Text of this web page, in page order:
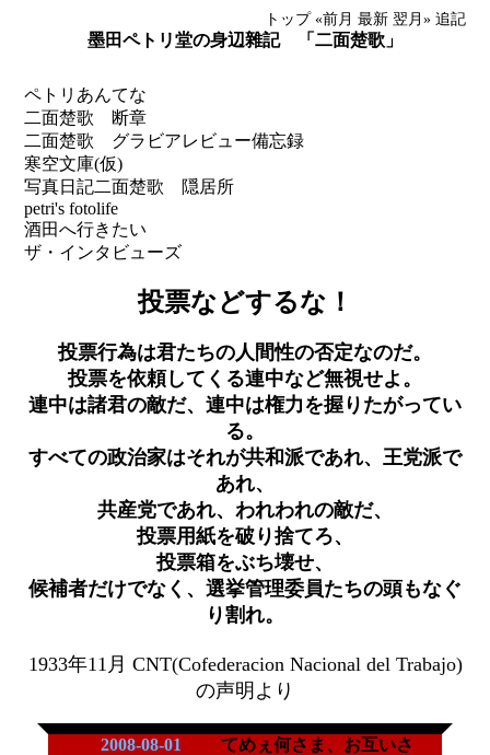
トップ «前月 最新 翌月» 追記
墨田ペトリ堂の身辺雜記 「二面楚歌」
ペトリあんてな
二面楚歌 断章
二面楚歌 グラビアレビュー備忘録
寒空文庫(仮)
写真日記二面楚歌 隠居所
petri's fotolife
酒田へ行きたい
ザ・インタビューズ
投票などするな！
投票行為は君たちの人間性の否定なのだ。
投票を依頼してくる連中など無視せよ。
連中は諸君の敵だ、連中は権力を握りたがってい
る。
すべての政治家はそれが共和派であれ、王党派で
あれ、
共産党であれ、われわれの敵だ、
投票用紙を破り捨てろ、
投票箱をぶち壊せ、
候補者だけでなく、選挙管理委員たちの頭もなぐ
り割れ。
1933年11月 CNT(Cofederacion Nacional del Trabajo)
の声明より
2008-08-01
てめぇ何さま、お互いさ